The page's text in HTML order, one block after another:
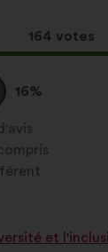
Cette
proposition
récolté
164 votes
16%
et